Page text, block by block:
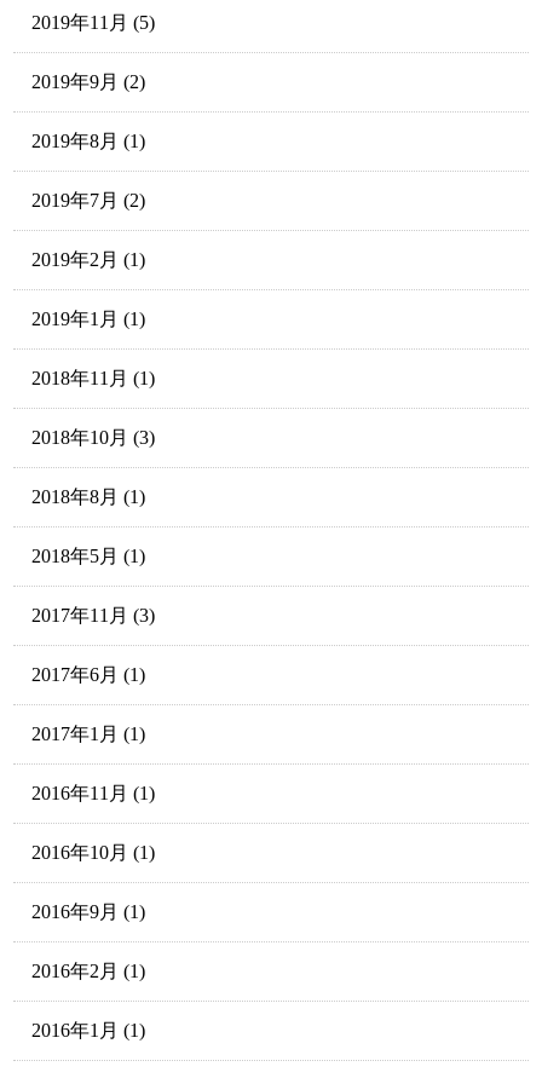
2019年11月 (5)
2019年9月 (2)
2019年8月 (1)
2019年7月 (2)
2019年2月 (1)
2019年1月 (1)
2018年11月 (1)
2018年10月 (3)
2018年8月 (1)
2018年5月 (1)
2017年11月 (3)
2017年6月 (1)
2017年1月 (1)
2016年11月 (1)
2016年10月 (1)
2016年9月 (1)
2016年2月 (1)
2016年1月 (1)